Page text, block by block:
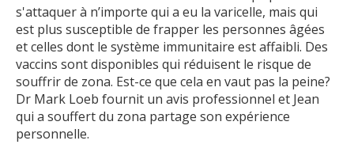
s'attaquer à n’importe qui a eu la varicelle, mais qui
est plus susceptible de frapper les personnes âgées
et celles dont le système immunitaire est affaibli. Des
vaccins sont disponibles qui réduisent le risque de
souffrir de zona. Est-ce que cela en vaut pas la peine?
Dr Mark Loeb fournit un avis professionnel et Jean
qui a souffert du zona partage son expérience
personnelle.